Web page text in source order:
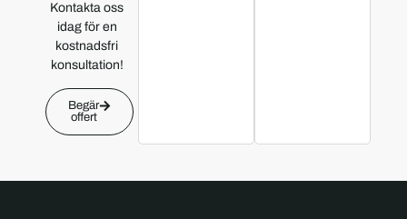
Kontakta oss
idag för en
kostnadsfri
konsultation!
Begär
offert